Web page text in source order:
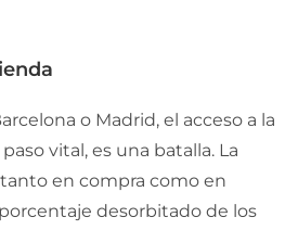
o Madrid, el acceso a la
vital, es una batalla. La
en compra como en
desorbitado de los